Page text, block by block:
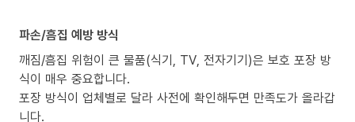
파손/흠집 예방 방식
깨짐/흠집 위험이 큰 물품(식기, TV, 전자기기)은 보호 포장 방
식이 매우 중요합니다.
포장 방식이 업체별로 달라 사전에 확인해두면 만족도가 올라갑
니다.